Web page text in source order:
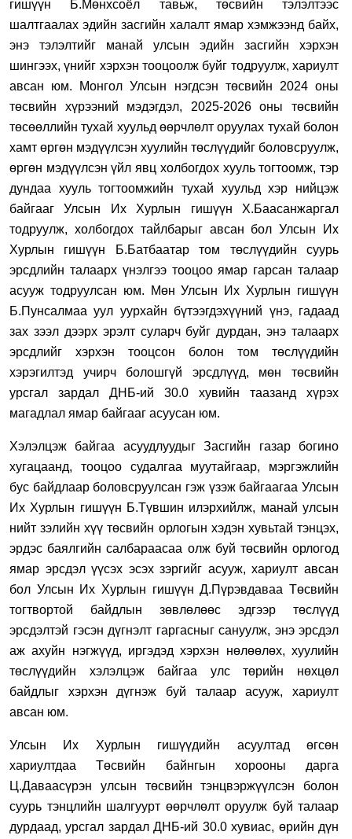
гишүүн Б.Мөнхсоёл тавьж, төсвийн тэлэлтээс
шалтгаалах эдийн засгийн халалт ямар хэмжээнд байх,
энэ тэлэлтийг манай улсын эдийн засгийн хэрхэн
шингээх, үнийг хэрхэн тооцоолж буйг тодруулж, хариулт
авсан юм.
Монгол Улсын нэгдсэн төсвийн 2024 оны
төсвийн хүрээний мэдэгдэл, 2025-2026 оны төсвийн
төсөөллийн тухай хуульд өөрчлөлт оруулах тухай болон
хамт өргөн мэдүүлсэн хуулийн төслүүдийг боловсруулж,
өргөн мэдүүлсэн үйл явц холбогдох хууль тогтоомж, тэр
дундаа хууль тогтоомжийн тухай хуульд хэр нийцэж
байгаагУлсын Их Хурлын гишүүн Х.Баасанжаргал
тодруулж, холбогдох тайлбарыг авсан бол Улсын Их
Хурлын гишүүн Б.Батбаатар том төслүүдийн суурь
эрсдлийн талаарх үнэлгээ тооцоо ямар гарсан талаар
асууж тодруулсан юм. Мөн Улсын Их Хурлын гишүүн
Б.Пунсалмаа уул уурхайн бүтээгдэхүүний үнэ, гадаад
зах зээл дээрх эрэлт суларч буйг дурдан, энэ талаарх
эрсдлийг хэрхэн тооцсон болон том төслүүдийн
хэрэгилтэд учирч болошгүй эрсдлүүд, мөн төсвийн
урсгал зардал ДНБ-ий 30.0 хувийн таазанд хүрэх
магадлал ямар байгааг асуусан юм.
Хэлэлцэж байгаа асуудлуудыг Засгийн газар богино
хугацаанд, тооцоо судалгаа муутайгаар, мэргэжлийн
бус байдлаар боловсруулсан гэж үзэж байгаагаа Улсын
Их Хурлын гишүүн Б.Түвшин илэрхийлж, манай улсын
нийт зэлийн хүү төсвийн орлогын хэдэн хувьтай тэнцэх,
эрдэс баялгийн салбараасаа олж буй төсвийн орлогод
ямар эрсдэл үүсэх эсэх зэргийг асууж, хариулт авсан
бол Улсын Их Хурлын гишүүн Д.Пүрэвдаваа Төсвийн
тогтвортой байдлын зөвлөлөөс эдгээр төслүүд
эрсдэлтэй гэсэн дүгнэлт гаргасныг сануулж, энэ эрсдэл
аж ахуйн нэгжүүд, иргэдэд хэрхэн нөлөөлөх, хуулийн
төслүүдийн хэлэлцэж байгаа улс төрийн нөхцөл
байдлыг хэрхэн дүгнэж буй талаар асууж, хариулт
авсан юм.
Улсын Их Хурлын гишүүдийн асуултад өгсөн
хариултдаа Төсвийн байнгын хорооны дарга
Ц.Даваасүрэн улсын төсвийн тэнцвэржүүлсэн болон
суурь тэнцлийн шалгуурт өөрчлөлт оруулж буй талаар
дурдаад, урсгал зардал ДНБ-ий 30.0 хувиас, өрийн дүн